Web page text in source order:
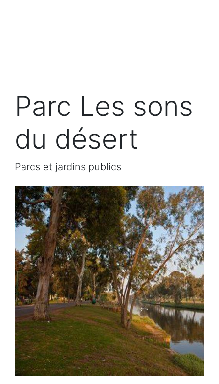
Parc Les sons
du désert
Parcs et jardins publics